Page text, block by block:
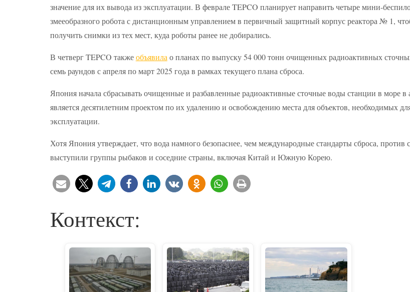
значение для их вывода из эксплуатации. В феврале TEPCO планирует направить четыре мини-
змееобразного робота с дистанционным управлением в первичный защитный корпус реактора № 1,
получить снимки из тех мест, куда роботы ранее не добирались.
В четверг TEPCO такжеобъявила о планах по выпуску 54 000 тонн очищенных радиоактивных
семь раундов с апреля по март 2025 года в рамках текущего плана сброса.
Япония начала сбрасывать очищенные и разбавленные радиоактивные сточные воды станции в море в
является десятилетним проектом по их удалению и освобождению места для объектов, необходимых
эксплуатации.
Хотя Япония утверждает, что вода намного безопаснее, чем международные стандарты сброса, против
выступили группы рыбаков и соседние страны, включая Китай и Южную Корею.
Контекст: